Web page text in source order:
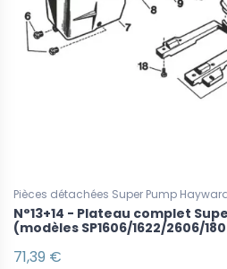
Pièces détachées Super Pump
N°13+14 - Plateau complet
(modèles SP1606/1622/2606/
71,39 €